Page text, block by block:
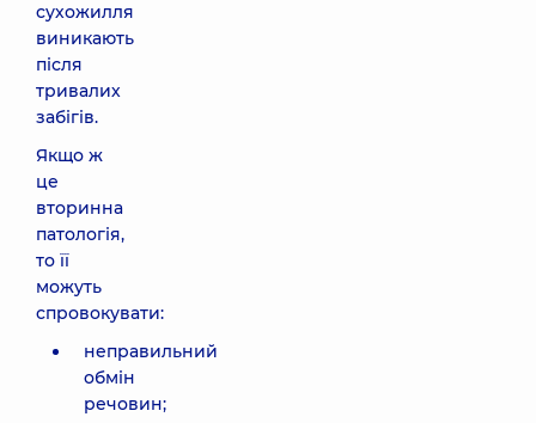
сухожилля
виникають
після
тривалих
забігів.
Якщо ж
це
вторинна
патологія,
то її
можуть
спровокувати:
неправильний
обмін
речовин;